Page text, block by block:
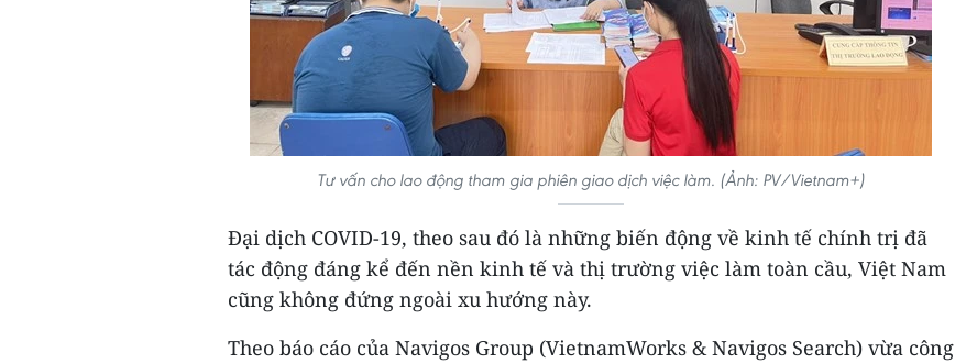
Tư vấn cho lao động tham gia phiên giao dịch việc làm. (Ảnh: PV/Vietnam+)
Đại dịch COVID-19, theo sau đó là những biến động về kinh tế chính trị đã
tác động đáng kể đến nền kinh tế và thị trường việc làm toàn cầu, Việt Nam
cũng không đứng ngoài xu hướng này.
Theo báo cáo của Navigos Group (VietnamWorks & Navigos Search) vừa công